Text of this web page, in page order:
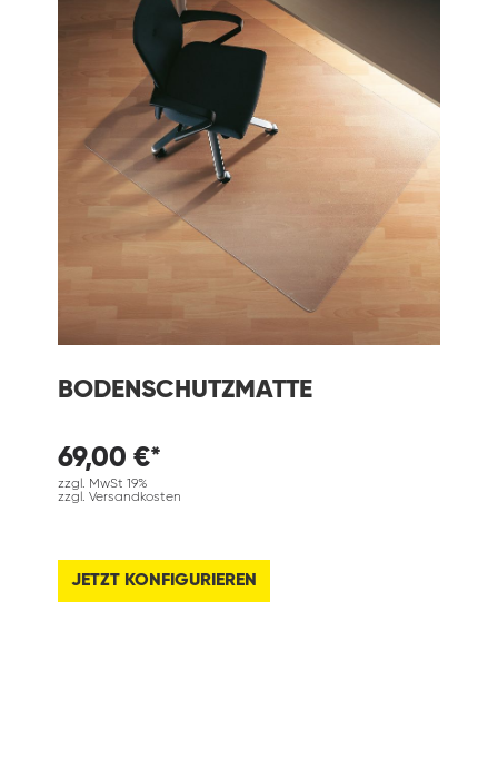
BODENSCHUTZMATTE
69,00 €*
zzgl. MwSt 19%
zzgl. Versandkosten
JETZT KONFIGURIEREN